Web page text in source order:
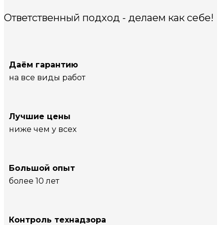
Ответственный подход - делаем как себе!
Даём гарантию
на все виды работ
Лучшие цены
ниже чем у всех
Большой опыт
более 10 лет
Контроль технадзора